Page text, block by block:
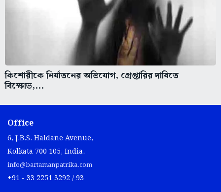
কিশোরীকে নির্যাতনের অভিযোগ, গ্রেপ্তারির দাবিতে
বিক্ষোভ,...
Office
6, J.B.S. Haldane Avenue,
Kolkata 700 105, India.
info@bartamanpatrika.com
+91 - 33 2251 3292 / 93